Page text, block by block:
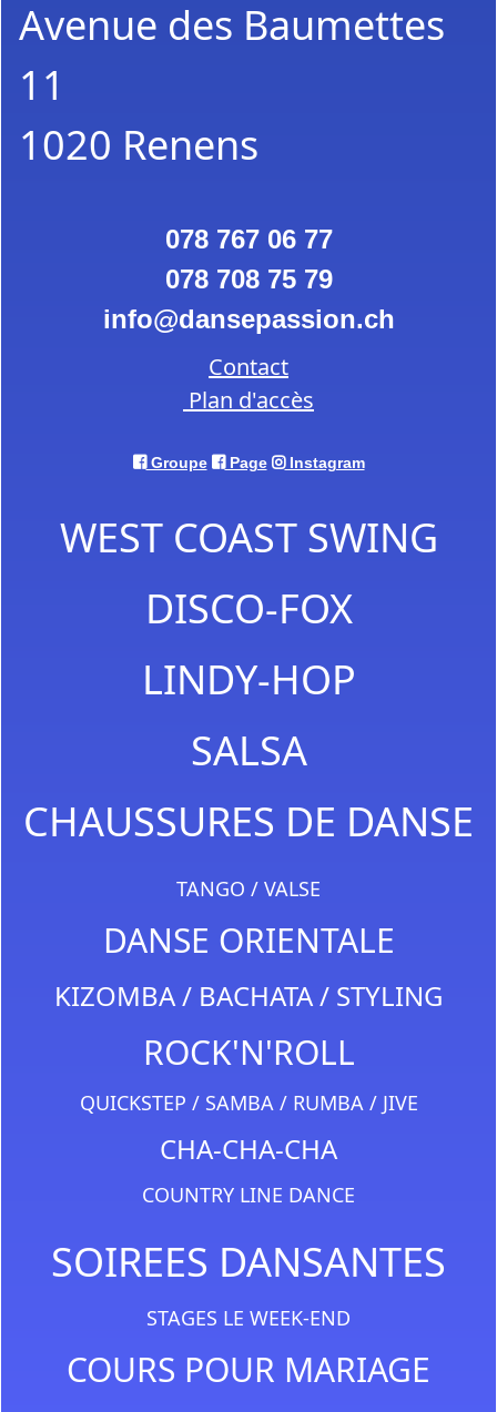
Avenue des Baumettes
11
1020 Renens
078 767 06 77
078 708 75 79
info
dansepassion.ch
Contact
Plan d'accès
Groupe Page Instagram
WEST COAST SWING
DISCO-FOX
LINDY-HOP
SALSA
CHAUSSURES DE DANSE
TANGO / VALSE
DANSE ORIENTALE
KIZOMBA / BACHATA / STYLING
ROCK'N'ROLL
QUICKSTEP / SAMBA / RUMBA / JIVE
CHA-CHA-CHA
COUNTRY LINE DANCE
SOIREES DANSANTES
STAGES LE WEEK-END
COURS POUR MARIAGE